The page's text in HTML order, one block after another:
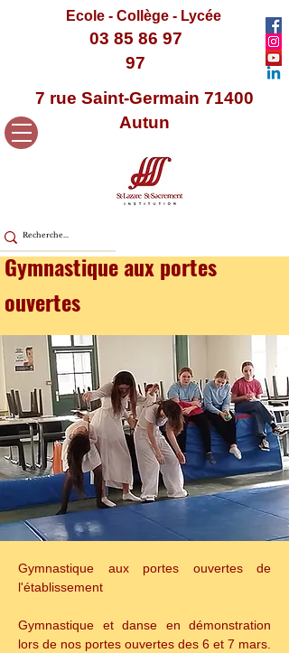
Ecole - Collège - Lycée
03 85 86 97
97
7 rue Saint-Germain 71400
Autun
Gymnastique aux portes
ouvertes
Gymnastique aux portes ouvertes de
l'établissement
Gymnastique et danse en démonstration
lors de nos portes ouvertes des 6 et 7 mars.